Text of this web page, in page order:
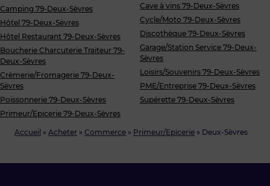
Accueil » Acheter » Commerce » Primeur/Epicerie » Deux-Sèvres
Camping 79-Deux-Sèvres
Hôtel 79-Deux-Sèvres
Hôtel Restaurant 79-Deux-Sèvres
Boucherie Charcuterie Traiteur 79-
Deux-Sèvres
Crèmerie/Fromagerie 79-Deux-
Sèvres
Poissonnerie 79-Deux-Sèvres
Primeur/Epicerie 79-Deux-Sèvres
Cave à vins 79-Deux-Sèvres
Cycle/Moto 79-Deux-Sèvres
Discothèque 79-Deux-Sèvres
Garage/Station Service 79-Deux-
Sèvres
Loisirs/Souvenirs 79-Deux-Sèvres
PME/Entreprise 79-Deux-Sèvres
Supérette 79-Deux-Sèvres